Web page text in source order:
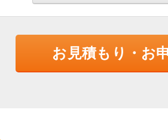
お見積もり・お